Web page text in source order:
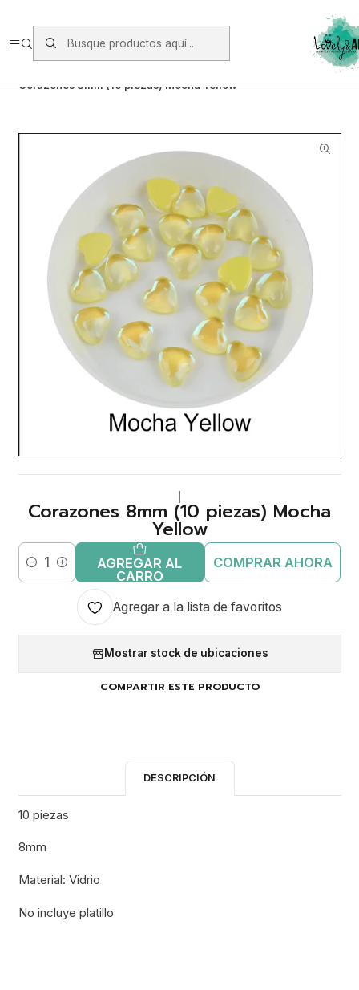
https://www.starken.cl/
Corazones 8mm (10 piezas) Mocha Yellow
Corazones 8mm (10 piezas) Mocha
Yellow
Cantidad
AGREGAR AL
CARRO
COMPRAR AHORA
Agregar a la lista de favoritos
Mostrar stock de ubicaciones
COMPARTIR ESTE PRODUCTO
DESCRIPCIÓN
10 piezas
8mm
Material: Vidrio
No incluye platillo